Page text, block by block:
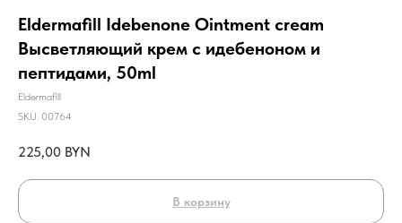
Eldermafill Idebenone Ointment cream
Высветляющий крем с идебеноном и
пептидами, 50ml
Eldermafill
SKU: 00764
225,00 BYN
В корзину